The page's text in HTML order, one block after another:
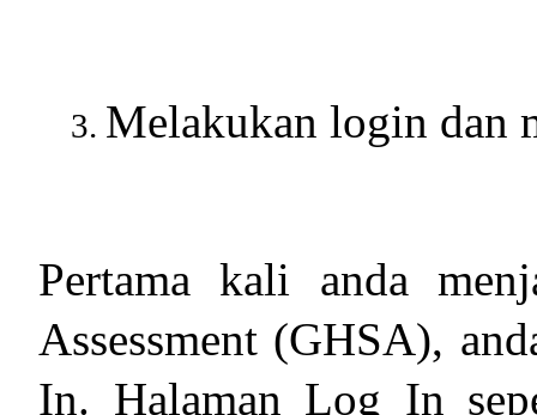
Melakukan login dan
Pertama kali anda
Assessment (GHSA),
In. Halaman Log In